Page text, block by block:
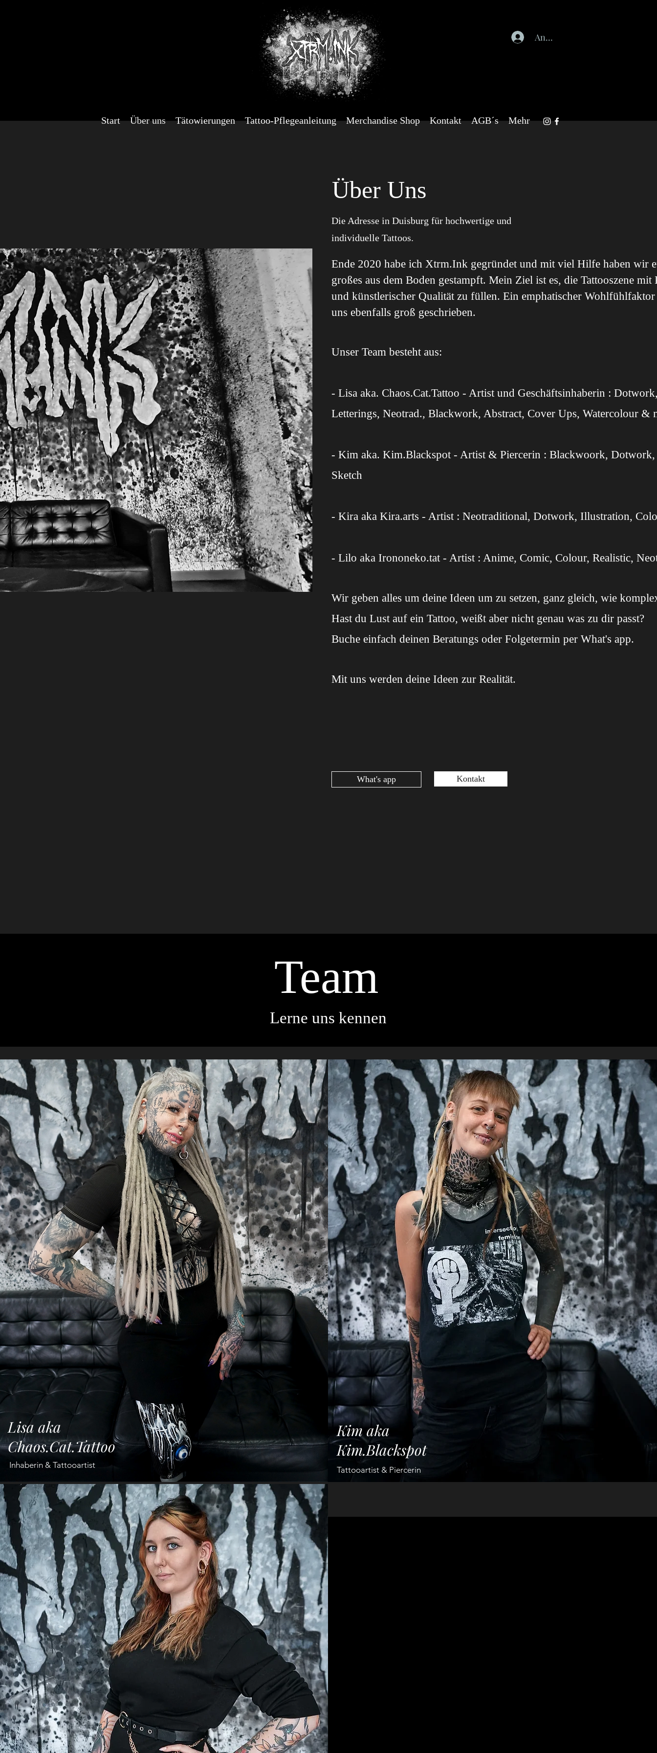
Anmelden
Start Über uns Tätowierungen Tattoo-Pflegeanleitung Merchandise Shop Kontakt AGB´s Mehr
Über Uns
Die Adresse in Duisburg für hochwertige und
individuelle Tattoos.
Ende 2020 habe ich Xtrm.Ink gegründet und mit viel Hilfe haben wir
großes aus dem Boden gestampft. Mein Ziel ist es, die Tattooszene mit
und künstlerischer Qualität zu füllen. Ein emphatischer
uns ebenfalls groß geschrieben.
Unser Team besteht aus:
- Lisa aka. Chaos.Cat.Tattoo - Artist und Geschäftsinhaberin :
Letterings, Neotrad., Blackwork, Abstract, Cover Ups, Watercolour &
- Kim aka. Kim.Blackspot - Artist & Piercerin : Blackwoork, Dotwork,
Sketch
- Kira aka Kira.arts - Artist : Neotraditional, Dotwork, Illustration,
- Lilo aka Irononeko.tat - Artist : Anime, Comic, Colour, Realistic,
Wir geben alles um deine Ideen um zu setzen, ganz gleich, wie
Hast du Lust auf ein Tattoo, weißt aber nicht genau was zu dir passt?
Buche einfach deinen Beratungs oder Folgetermin per What's app.
Mit uns werden deine Ideen zur Realität.
What's app Kontakt
Team
Lerne uns kennen
Lisa aka
Chaos.Cat.Tattoo
Inhaberin & Tattooartist
Kim aka
Kim.Blackspot
Tattooartist & Piercerin